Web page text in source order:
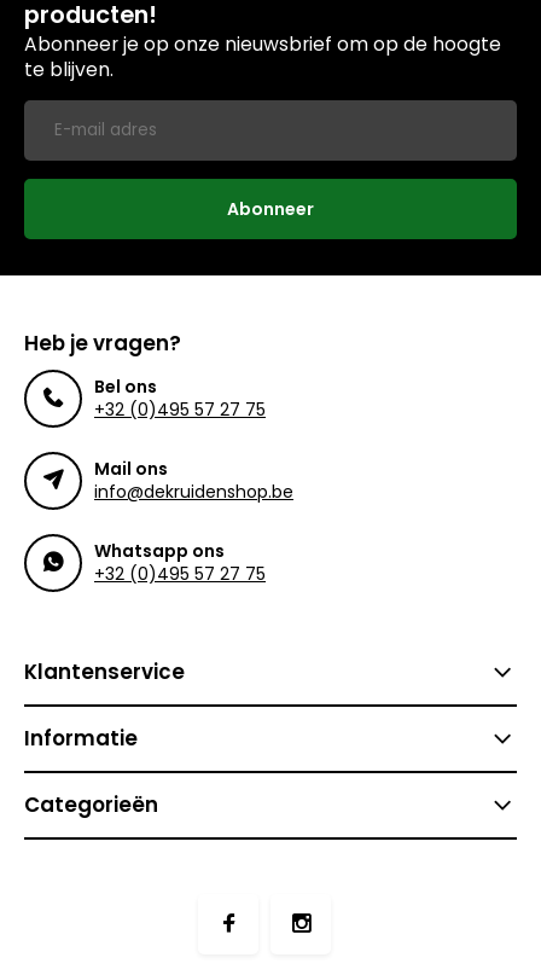
producten!
Abonneer je op onze nieuwsbrief om op de hoogte
te blijven.
Abonneer
Heb je vragen?
Bel ons
+32 (0)495 57 27 75
Mail ons
info@dekruidenshop.be
Whatsapp ons
+32 (0)495 57 27 75
Klantenservice
Informatie
Categorieën